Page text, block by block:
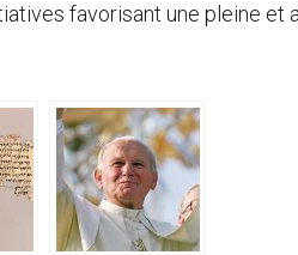
favorisant une pleine et